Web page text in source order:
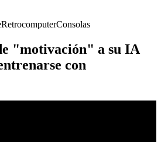
RetrocomputerConsolas
"motivación" a su IA
con